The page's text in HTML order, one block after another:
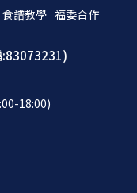
食譜教學 福委合作
:83073231)
18:00)